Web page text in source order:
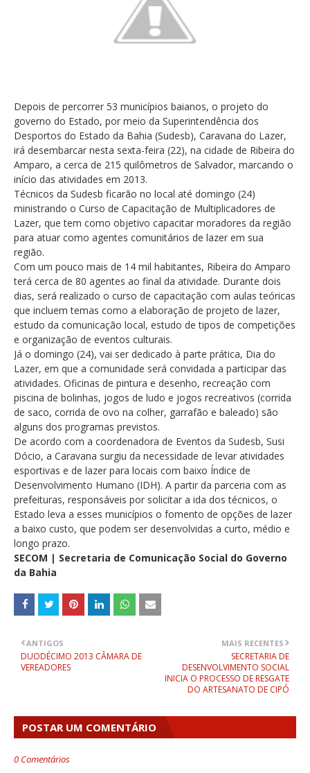
Depois de percorrer 53 municípios baianos, o projeto do
governo do Estado, por meio da Superintendência dos
Desportos do Estado da Bahia (Sudesb), Caravana do Lazer,
irá desembarcar nesta sexta-feira (22), na cidade de Ribeira do
Amparo, a cerca de 215 quilômetros de Salvador, marcando o
início das atividades em 2013.
Técnicos da Sudesb ficarão no local até domingo (24)
ministrando o Curso de Capacitação de Multiplicadores de
Lazer, que tem como objetivo capacitar moradores da região
para atuar como agentes comunitários de lazer em sua
região.
Com um pouco mais de 14 mil habitantes, Ribeira do Amparo
terá cerca de 80 agentes ao final da atividade. Durante dois
dias, será realizado o curso de capacitação com aulas teóricas
que incluem temas como a elaboração de projeto de lazer,
estudo da comunicação local, estudo de tipos de competições
e organização de eventos culturais.
Já o domingo (24), vai ser dedicado à parte prática, Dia do
Lazer, em que a comunidade será convidada a participar das
atividades. Oficinas de pintura e desenho, recreação com
piscina de bolinhas, jogos de ludo e jogos recreativos (corrida
de saco, corrida de ovo na colher, garrafão e baleado) são
alguns dos programas previstos.
De acordo com a coordenadora de Eventos da Sudesb, Susi
Dócio, a Caravana surgiu da necessidade de levar atividades
esportivas e de lazer para locais com baixo Índice de
Desenvolvimento Humano (IDH). A partir da parceria com as
prefeituras, responsáveis por solicitar a ida dos técnicos, o
Estado leva a esses municípios o fomento de opções de lazer
a baixo custo, que podem ser desenvolvidas a curto, médio e
longo prazo.
SECOM | Secretaria de Comunicação Social do Governo
da Bahia
MAIS RECENTES
SECRETARIA DE
DESENVOLVIMENTO SOCIAL
INICIA O PROCESSO DE RESGATE
DO ARTESANATO DE CIPÓ
ANTIGOS
DUODÉCIMO 2013 CÂMARA DE
VEREADORES
POSTAR UM COMENTÁRIO
0 Comentários